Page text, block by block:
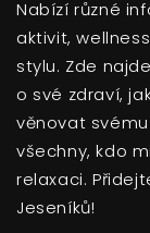
Nabízí různé
aktivit,
stylu. Zde
o své zdraví,
věnovat
všechny, kdo
relaxaci.
Jeseníků!